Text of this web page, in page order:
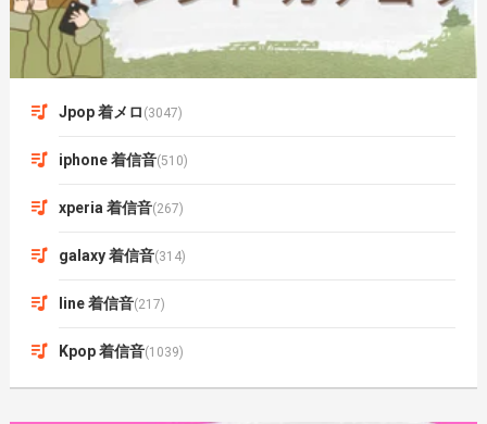
Jpop 着メロ (3047)
iphone 着信音(510)
xperia 着信音(267)
galaxy 着信音(314)
line 着信音(217)
Kpop 着信音(1039)